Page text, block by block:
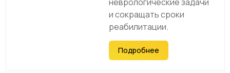
и сокращать сроки
реабилитации.
Подробнее